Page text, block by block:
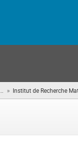
» Institut de Recherche